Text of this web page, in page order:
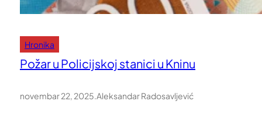
Hronika
Požar u Policijskoj stanici u Kninu
novembar 22, 2025.Aleksandar Radosavljević